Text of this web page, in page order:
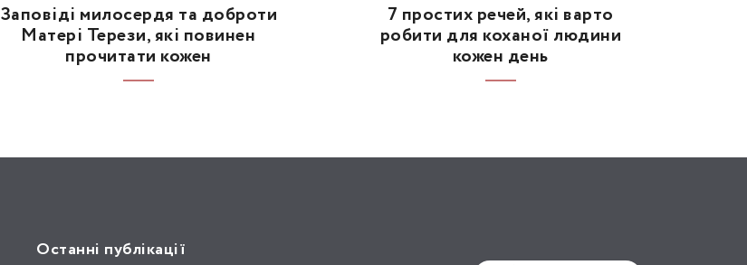
Заповіді милосердя та доброти
Матері Терези, які повинен
прочитати кожен
7 простих речей, які варто
робити для коханої людини
кожен день
Останні публікації